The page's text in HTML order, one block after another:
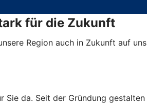
für die Zukunft
Region auch in Zukunft auf uns
Sie da. Seit der Gründung gestalten